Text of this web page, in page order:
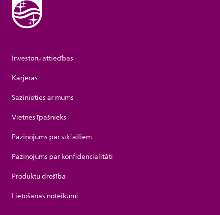
Investoru attiecības
Karjeras
Sazinieties ar mums
Vietnes īpašnieks
Paziņojums par sīkfailiem
Paziņojums par konfidencialitāti
Produktu drošība
Lietošanas noteikumi